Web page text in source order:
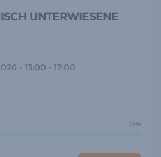
UNTERWIESENE
- 13:00 - 17:00
0%